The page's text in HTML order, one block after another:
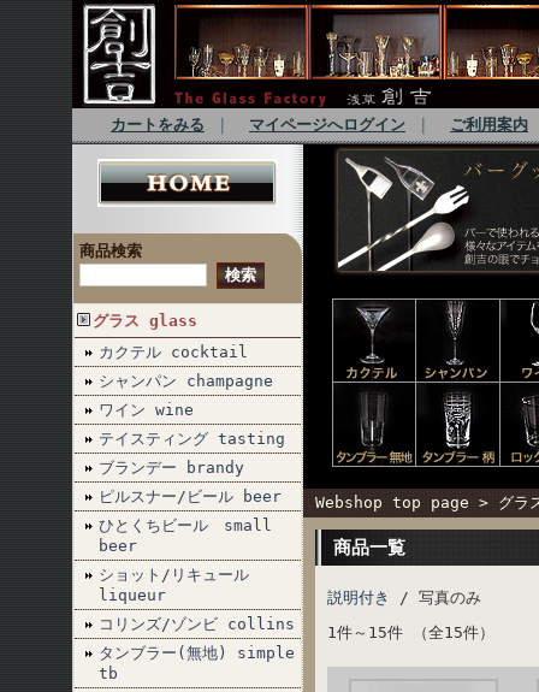
カートをみる マイページへログイン ご利用案内
商品検索
グラス glass
カクテル cocktail
シャンパン champagne
ワイン wine
テイスティング tasting
ブランデー brandy
ピルスナー/ビール beer
ひとくちビール small
beer
ショット/リキュール
liqueur
コリンズ/ゾンビ collins
タンブラー(無地) simple
tb
Webshop top page > グ
商品一覧
説明付き
/ 写真のみ
1件～15件 （全15件）